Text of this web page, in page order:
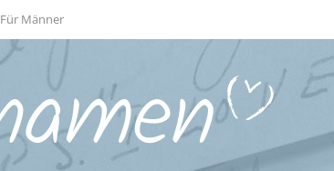
Für Männer